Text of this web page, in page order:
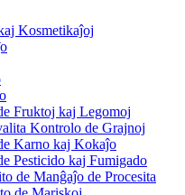
Kosmetikaĵoj
Fruktoj kaj Legomoj
Kontrolo de Grajnoj
Karno kaj Kokaĵo
Pesticido kaj Fumigado
de Manĝaĵo de Procesita